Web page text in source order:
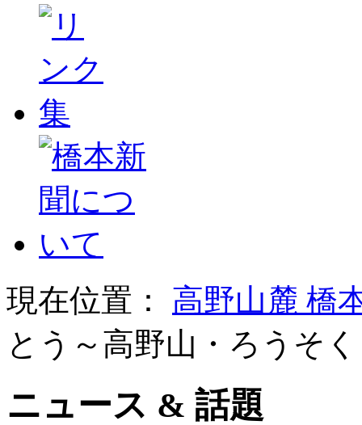
現在位置： 高野山麓 橋
とう～高野山・ろうそ
ニュース & 話題